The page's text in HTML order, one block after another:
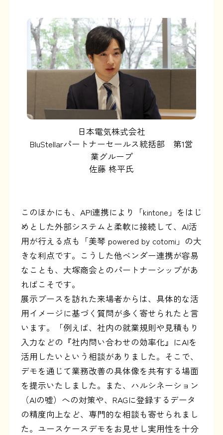
日本電気株式会社
BluStellarパートナーセールス統括部 第1営
業グループ
佐藤 柊平氏
このほかにも、API連携により「kintone」をはじ
めとした外部システムと柔軟に接続して、AI活
用が行える点も「美琴 powered by cotomi」の大
きな利点です。こうした他ベンダー連携が容易
なことも、大塚商会とのパートナーシップがあ
ればこそです。
展示ブースを訪れた来場者からは、具体的な活
用イメージに基づく質問が多く寄せられたと言
います。「例えば、社内の就業規則や見積もり
入力などの『社内問い合わせの効率化』にAIを
活用したいという相談がありました。そこで、
デモを通じて業務改善の具体像を共有する場面
を提示いたしました。また、ハルシネーション
（AIの嘘）への対策や、RAGに登録するデータ
の精度向上など、専門的な相談も寄せられまし
た。ユースケースデモをお見せし実用性を十分